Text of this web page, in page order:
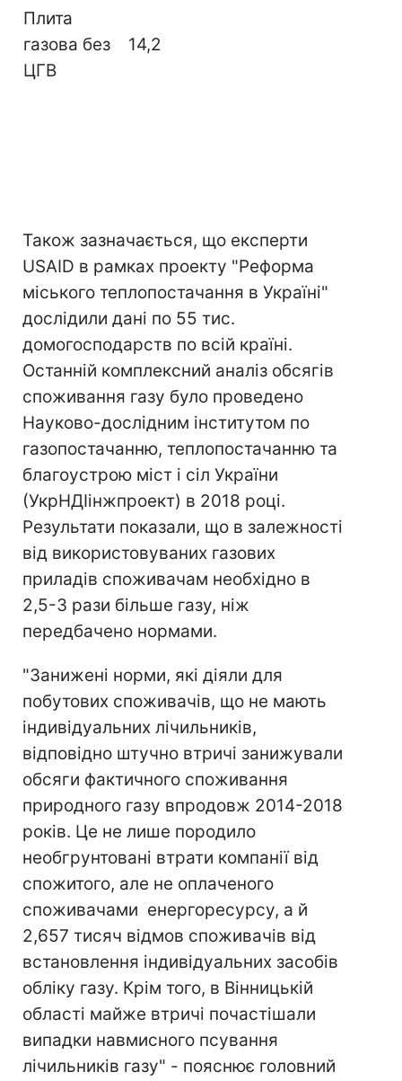
Плита
газова без
ЦГВ
14,2
Також зазначається, що експерти
USAID в рамках проекту "Реформа
міського теплопостачання в Україні"
дослідили дані по 55 тис.
домогосподарств по всій країні.
Останній комплексний аналіз обсягів
споживання газу було проведено
Науково-дослідним інститутом по
газопостачанню, теплопостачанню та
благоустрою міст і сіл України
(УкрНДІінжпроект) в 2018 році.
Результати показали, що в залежності
від використовуваних газових
приладів споживачам необхідно в
2,5-3 рази більше газу, ніж
передбачено нормами.
"Занижені норми, які діяли для
побутових споживачів, що не мають
індивідуальних лічильників,
відповідно штучно втричі занижували
обсяги фактичного споживання
природного газу впродовж 2014-2018
років. Це не лише породило
необгрунтовані втрати компанії від
спожитого, але не оплаченого
споживачами енергоресурсу, а й
2,657 тисяч відмов споживачів від
встановлення індивідуальних засобів
обліку газу. Крім того, в Вінницькій
області майже втричі почастішали
випадки навмисного псування
лічильників газу" - пояснює головний